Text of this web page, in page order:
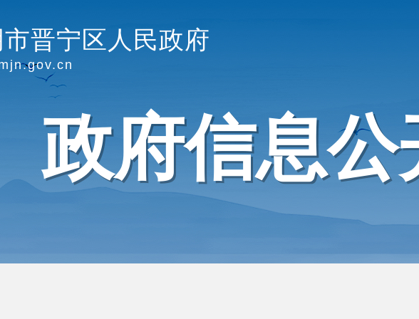
市晋宁区人民政府
政府信息公